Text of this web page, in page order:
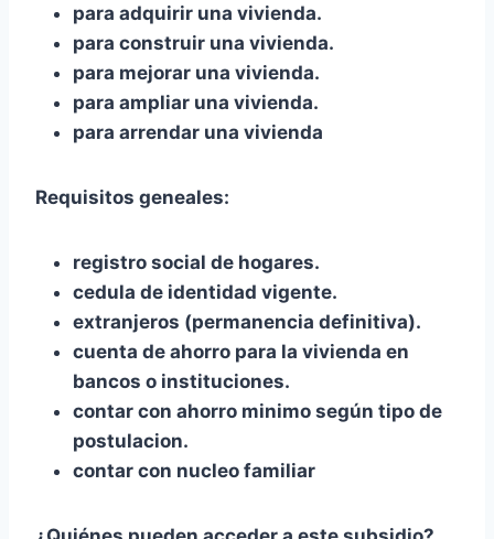
para adquirir una vivienda.
para construir una vivienda.
para mejorar una vivienda.
para ampliar una vivienda.
para arrendar una vivienda
Requisitos geneales:
registro social de hogares.
cedula de identidad vigente.
extranjeros (permanencia definitiva).
cuenta de ahorro para la vivienda en
bancos o instituciones.
contar con ahorro minimo según tipo de
postulacion.
contar con nucleo familiar